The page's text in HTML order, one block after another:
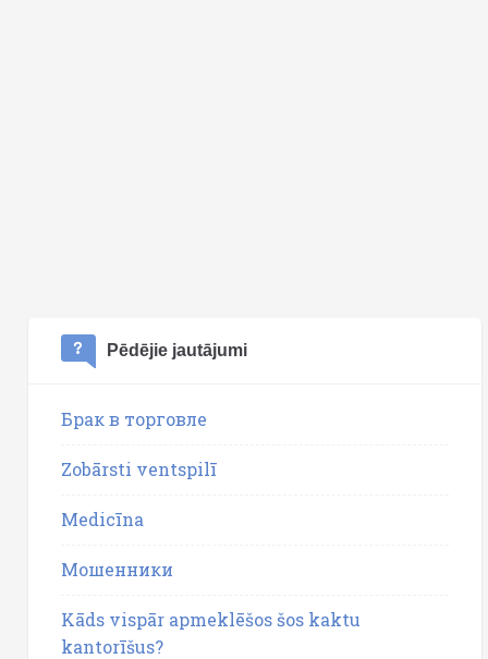
Pēdējie jautājumi
Брак в торговле
Zobārsti ventspilī
Medicīna
Мошенники
Kāds vispār apmeklēšos šos kaktu
kantorīšus?